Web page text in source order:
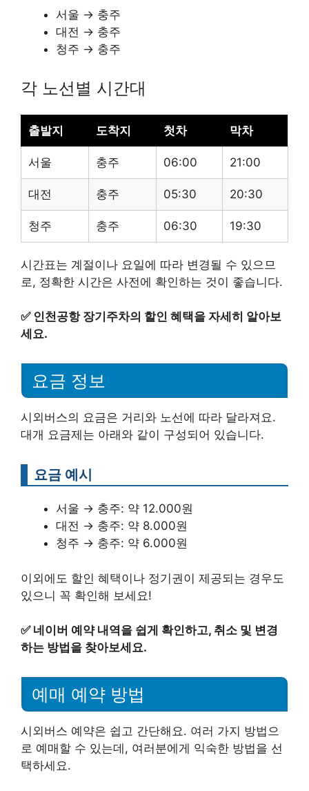
서울 → 충주
대전 → 충주
청주 → 충주
각 노선별 시간대
출발지 도착지 첫차 막차
서울 충주 06:00 21:00
대전 충주 05:30 20:30
청주 충주 06:30 19:30
시간표는 계절이나 요일에 따라 변경될 수 있으므
로, 정확한 시간은 사전에 확인하는 것이 좋습니다.
✅ 인천공항 장기주차의 할인 혜택을 자세히 알아보
세요.
요금 정보
시외버스의 요금은 거리와 노선에 따라 달라져요.
대개 요금제는 아래와 같이 구성되어 있습니다.
요금 예시
서울 → 충주: 약 12.000원
대전 → 충주: 약 8.000원
청주 → 충주: 약 6.000원
이외에도 할인 혜택이나 정기권이 제공되는 경우도
있으니 꼭 확인해 보세요!
✅ 네이버 예약 내역을 쉽게 확인하고, 취소 및 변경
하는 방법을 찾아보세요.
예매 예약 방법
시외버스 예약은 쉽고 간단해요. 여러 가지 방법으
로 예매할 수 있는데, 여러분에게 익숙한 방법을 선
택하세요.